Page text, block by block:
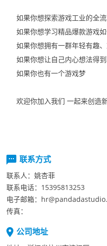
如果你想探索游戏工业的全
如果你想学习精品爆款游戏
如果你想拥有一群年轻有趣
如果你想让自己内心想法得
如果你也有一个游戏梦
欢迎你加入我们 一起来创造
联系方式
联系人： 姚杏菲
联系电话： 15395813253
电子邮箱：
传真：
公司地址